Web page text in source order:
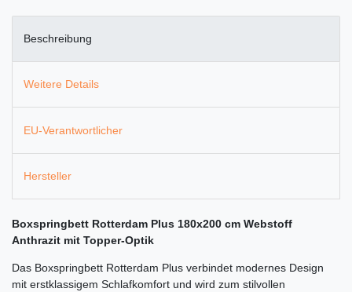
Beschreibung
Weitere Details
EU-Verantwortlicher
Hersteller
Boxspringbett Rotterdam Plus 180x200 cm Webstoff
Anthrazit mit Topper-Optik
Das Boxspringbett Rotterdam Plus verbindet modernes Design
mit erstklassigem Schlafkomfort und wird zum stilvollen